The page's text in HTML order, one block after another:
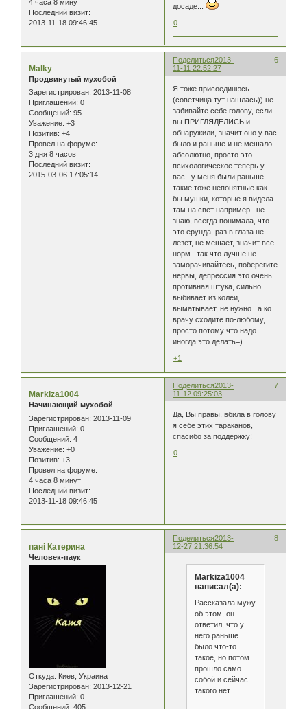
4 часа 8 минут
Последний визит:
2013-11-18 09:46:45
досаде...
0
Поделиться 6
2013-
11-11 22:52:27
Malky
Продвинутый мухобой
Зарегистрирован: 2013-11-08
Приглашений: 0
Сообщений: 95
Уважение: +3
Позитив: +4
Провел на форуме:
3 дня 8 часов
Последний визит:
2015-03-06 17:05:14
Я тоже присоединюсь
(советчица тут нашлась)) не
забивайте себе голову, если
вы ПРИГЛЯДЕЛИСЬ и
обнаружили, значит оно у вас
было и раньше и не мешало
абсолютно, просто это
психологическое теперь у
вас.. у меня были раньше
такие тоже непонятные как
бы мушки, которые я видела
там на свет например.. не
знаю, всегда понимала, что
это ерунда, раз в глаза не
лезет, не мешает, значит все
норм.. так что лучше не
заморачивайтесь, поберегите
нервы, депрессия это очень
противная штука, сильно
выбивает из колеи,
выматывает, не нужно.. а ко
врачу сходите по-любому,
просто потому что надо
иногда это делать=)
+1
Поделиться 7
2013-
11-12 09:25:03
Markiza1004
Начинающий мухобой
Зарегистрирован: 2013-11-09
Приглашений: 0
Сообщений: 4
Уважение: +0
Позитив: +3
Провел на форуме:
4 часа 8 минут
Последний визит:
2013-11-18 09:46:45
Да, Вы правы, вбила в голову
я себе этих тараканов,
спасибо за поддержку!
0
Поделиться 8
2013-
12-27 21:36:54
пані Катерина
Человек-паук
Откуда: Киев, Украина
Зарегистрирован: 2013-12-21
Приглашений: 0
Сообщений: 405
Markiza1004
написал(а):
Рассказала мужу
об этом, он
ответил, что у
него раньше
было что-то
такое, но потом
прошло само
собой и сейчас
такого нет.